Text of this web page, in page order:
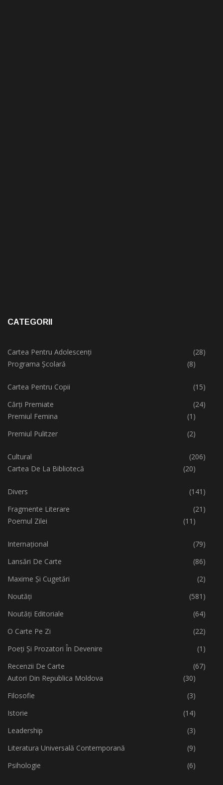
CATEGORII
Cartea Pentru Adolescenți
(28)
Programa Școlară
(8)
Cartea Pentru Copii
(15)
Cărți Premiate
(24)
Premiul Femina
(1)
Premiul Pulitzer
(2)
Cultural
(206)
Cartea De La Bibliotecă
(20)
Divers
(141)
Fragmente Literare
(21)
Poemul Zilei
(11)
Internațional
(79)
Lansări De Carte
(86)
Maxime Și Cugetări
(2)
Noutăți
(581)
Noutăți Editoriale
(64)
O Carte Pe Zi
(22)
Poeți Și Prozatori În Devenire
(1)
Recenzii De Carte
(67)
Autori Din Republica Moldova
(30)
Filosofie
(3)
Istorie
(14)
Leadership
(3)
Literatura Universală Contemporană
(9)
Psihologie
(6)